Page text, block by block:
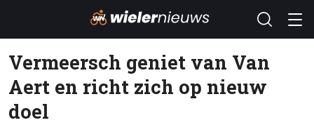
Vermeersch geniet van Van
Aert en richt zich op nieuw
doel